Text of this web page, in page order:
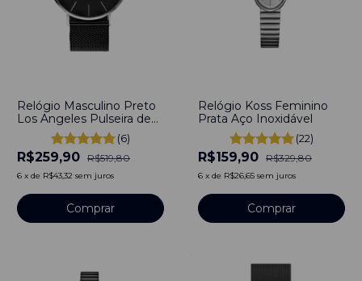
Relógio Masculino Preto
Los Angeles Pulseira de
Metal 40mm Minimalista
Aço Inoxidável banhado a
titânio
(6)
R$259,90 R$519,80
6 x de R$43,32 sem juros
Comprar
Relógio Koss Feminino
Prata Aço Inoxidável
(22)
R$159,90 R$329,80
6 x de R$26,65 sem juros